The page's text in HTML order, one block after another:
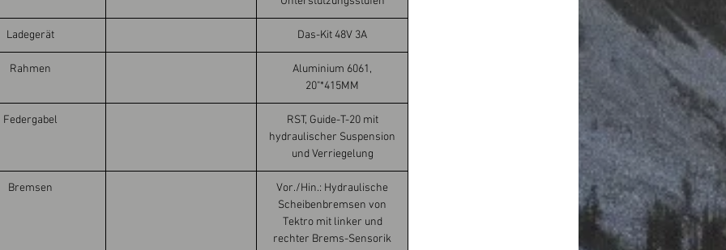
Ladegerät Das-Kit 48V 3A
Rahmen
Aluminium 6061,
20"*415MM
Federgabel
RST, Guide-T-20 mit
hydraulischer Suspension
und Verriegelung
Bremsen
Vor./Hin.: Hydraulische
Scheibenbremsen von
Tektro mit linker und
rechter Brems-Sensorik